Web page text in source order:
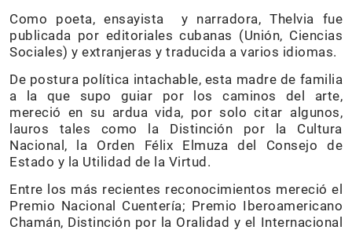
Como poeta, ensayista y narradora, Thelvia fue
publicada por editoriales cubanas (Unión, Ciencias
Sociales) y extranjeras y traducida a varios idiomas.
De postura política intachable, esta madre de familia
a la que supo guiar por los caminos del arte,
mereció en su ardua vida, por solo citar algunos,
lauros tales como la Dis­tinción por la Cultura
Nacional, la Orden Félix Elmuza del Consejo de
Estado y la Utilidad de la Virtud.
Entre los más recientes reconocimientos mereció el
Premio Nacional Cuentería; Premio Iberoa­mericano
Chamán, Distinción por la Oralidad y el Internacional